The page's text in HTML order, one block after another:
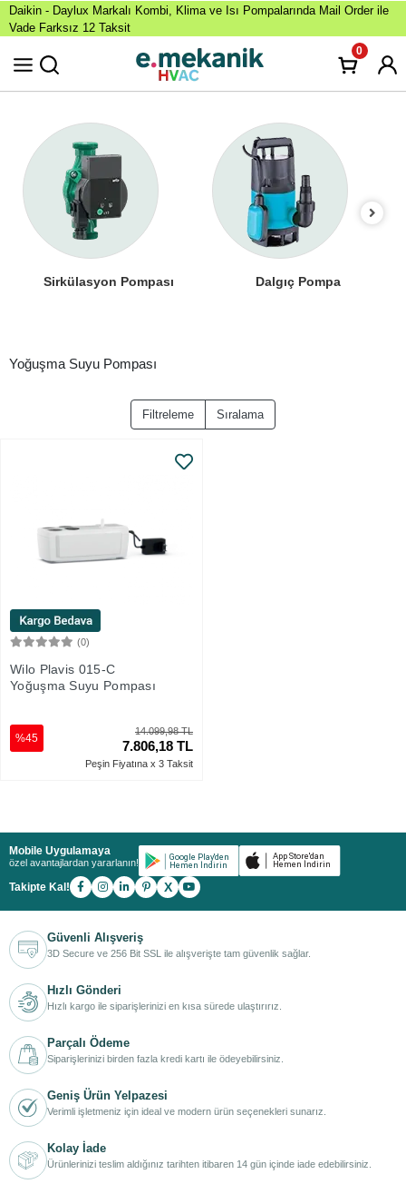
Daikin - Daylux Markalı Kombi, Klima ve Isı Pompalarında Mail Order ile
Vade Farksız 12 Taksit
0
Sirkülasyon Pompası Dalgıç Pompa
Yoğuşma Suyu Pompası
Filtreleme Sıralama
(0)
Wilo Plavis 015-C
Yoğuşma Suyu Pompası
14.099,98 TL
7.806,18 TL
%45
Peşin Fiyatına x 3 Taksit
Mobile Uygulamaya
özel avantajlardan yararlanın!
Takipte Kal! X
Güvenli Alışveriş
3D Secure ve 256 Bit SSL ile alışverişte tam güvenlik sağlar.
Hızlı Gönderi
Hızlı kargo ile siparişlerinizi en kısa sürede ulaştırırız.
Parçalı Ödeme
Siparişlerinizi birden fazla kredi kartı ile ödeyebilirsiniz.
Geniş Ürün Yelpazesi
Verimli işletmeniz için ideal ve modern ürün seçenekleri sunarız.
Kolay İade
Ürünlerinizi teslim aldığınız tarihten itibaren 14 gün içinde iade edebilirsiniz.